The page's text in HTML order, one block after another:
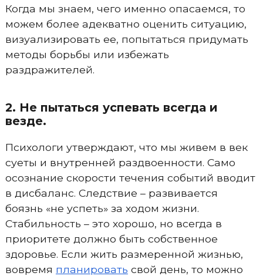
Когда мы знаем, чего именно опасаемся, то
можем более адекватно оценить ситуацию,
визуализировать ее, попытаться придумать
методы борьбы или избежать
раздражителей.
2. Не пытаться успевать всегда и
везде.
Психологи утверждают, что мы живем в век
суеты и внутренней раздвоенности. Само
осознание скорости течения событий вводит
в дисбаланс. Следствие – развивается
боязнь «не успеть» за ходом жизни.
Стабильность – это хорошо, но всегда в
приоритете должно быть собственное
здоровье. Если жить размеренной жизнью,
вовремя планировать свой день, то можно